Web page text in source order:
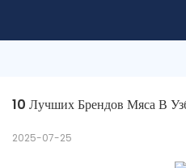
10 Лучших Брендов Мяса В
2025-07-25